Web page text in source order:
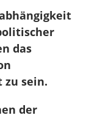
das
zu sein.
der